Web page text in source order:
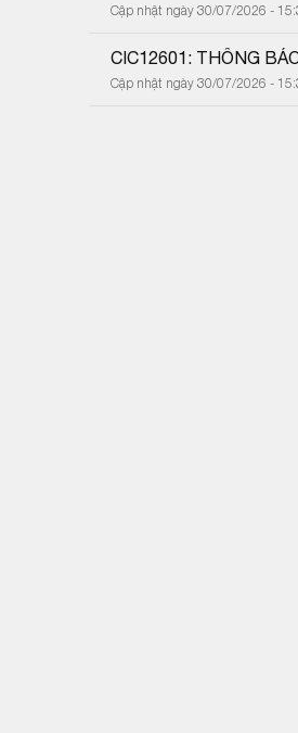
Cập nhật ngày 30/07/2026 -
CIC12601: THÔNG
Cập nhật ngày 30/07/2026 -